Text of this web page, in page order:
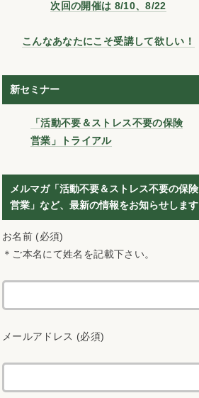
次回の開催は 8/10、8/22
こんなあなたにこそ受講して欲しい！
新セミナー
「活動不要＆ストレス不要の保険
営業」トライアル
メルマガ「活動不要＆ストレス不要の保険
営業」など、最新の情報をお知らせします
お名前 (必須)
＊ご本名にて姓名を記載下さい。
メールアドレス (必須)